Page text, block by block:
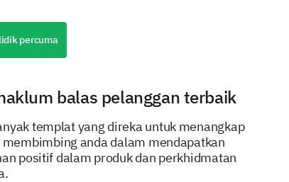
menggunakan perkhidmatan kami?
Kami
percuma
balas pelanggan terbaik
templat yang direka untuk menangkap
anda dalam mendapatkan
positif dalam produk dan perkhidmatan